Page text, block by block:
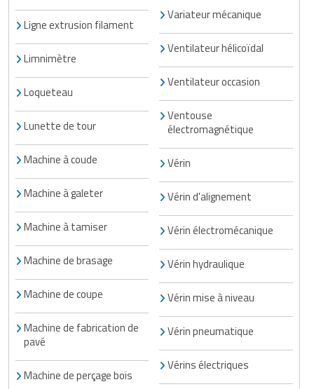
Ligne extrusion filament
Limnimètre
Loqueteau
Lunette de tour
Machine à coude
Machine à galeter
Machine à tamiser
Machine de brasage
Machine de coupe
Machine de fabrication de
pavé
Machine de perçage bois
Variateur mécanique
Ventilateur hélicoïdal
Ventilateur occasion
Ventouse
électromagnétique
Vérin
Vérin d'alignement
Vérin électromécanique
Vérin hydraulique
Vérin mise à niveau
Vérin pneumatique
Vérins électriques